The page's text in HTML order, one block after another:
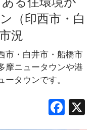
（印西市・白
況
市・白井市・船橋市
摩ニュータウンや港
タウンです。
F